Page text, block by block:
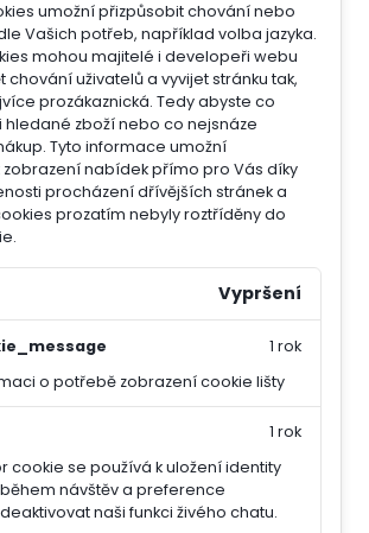
umožní přizpůsobit chování nebo
Vašich potřeb, například volba jazyka.
mohou majitelé i developeři webu
uživatelů a vyvijet stránku tak,
prozákaznická. Tedy abyste co
hledané zboží nebo co nejsnáze
Tyto informace umožní
nabídek přímo pro Vás díky
procházení dřívějších stránek a
prozatím nebyly roztříděny do
Vypršení
o potřebě zobrazení cookie lišty
1 rok
cookie se používá k uložení identity
návštěv a preference
naši funkci živého chatu.
1 rok